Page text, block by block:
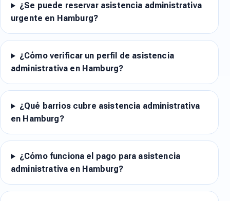
¿Se puede reservar asistencia administrativa
urgente en Hamburg?
¿Cómo verificar un perfil de asistencia
administrativa en Hamburg?
¿Qué barrios cubre asistencia administrativa
en Hamburg?
¿Cómo funciona el pago para asistencia
administrativa en Hamburg?